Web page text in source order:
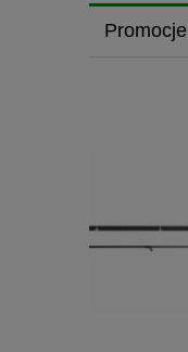
Promocje